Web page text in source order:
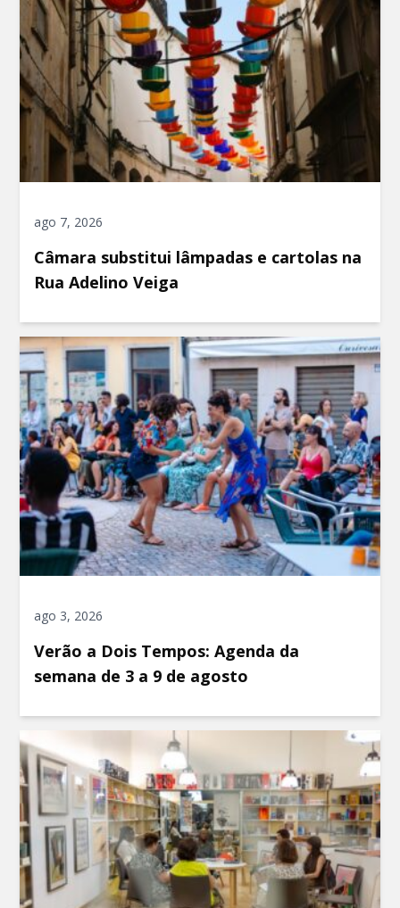
ago 7, 2026
Câmara substitui lâmpadas e cartolas na
Rua Adelino Veiga
ago 3, 2026
Verão a Dois Tempos: Agenda da
semana de 3 a 9 de agosto